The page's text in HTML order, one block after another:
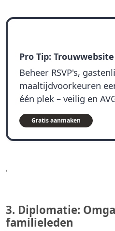
Pro Tip: Trouwwebsite
Beheer RSVP's,
maaltijdvoorkeuren
één plek – veilig en
Gratis aanmaken
'
3. Diplomatie:
familieleden